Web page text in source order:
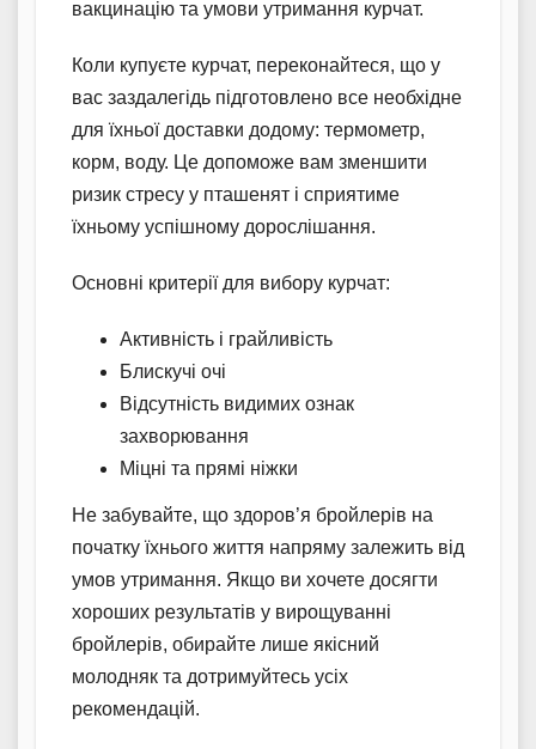
вакцинацію та умови утримання курчат.
Коли купуєте курчат, переконайтеся, що у
вас заздалегідь підготовлено все необхідне
для їхньої доставки додому: термометр,
корм, воду. Це допоможе вам зменшити
ризик стресу у пташенят і сприятиме
їхньому успішному дорослішання.
Основні критерії для вибору курчат:
Активність і грайливість
Блискучі очі
Відсутність видимих ознак
захворювання
Міцні та прямі ніжки
Не забувайте, що здоров’я бройлерів на
початку їхнього життя напряму залежить від
умов утримання. Якщо ви хочете досягти
хороших результатів у вирощуванні
бройлерів, обирайте лише якісний
молодняк та дотримуйтесь усіх
рекомендацій.